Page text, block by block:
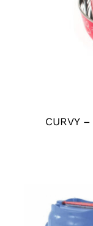
CURVY –